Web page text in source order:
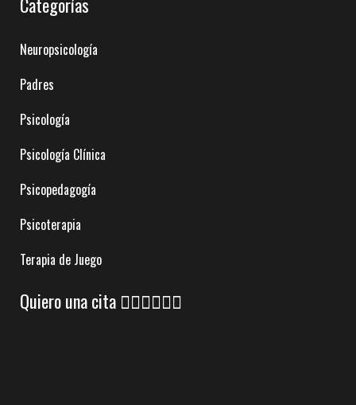
Neuropsicología
Padres
Psicología
Psicología Clínica
Psicopedagogía
Psicoterapia
Terapia de Juego
Quiero una cita 👇🏼👇🏼👇🏼